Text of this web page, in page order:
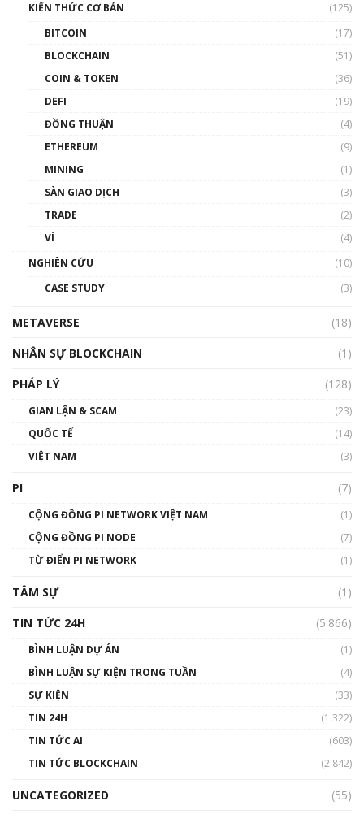
00:43:47
như thể nào?
00:39:31
Phổ cập Blockchain
thống & Crypto qua các cuộc chiến | Phổ cập
01:32:59
gió ấm
Talkshow 14: MemeCoin – Trò đùa tỷ đô
01:29:26
KIẾN THỨC CƠ BẢN
(125)
BITCOIN
(17)
BLOCKCHAIN
(51)
COIN & TOKEN
(36)
DEFI
(19)
ĐỒNG THUẬN
(4)
ETHEREUM
(9)
MINING
(1)
SÀN GIAO DỊCH
(3)
TRADE
(2)
VÍ
(4)
NGHIÊN CỨU
(10)
CASE STUDY
(3)
METAVERSE
(18)
NHÂN SỰ BLOCKCHAIN
(1)
PHÁP LÝ
(128)
GIAN LẬN & SCAM
(23)
QUỐC TẾ
(14)
VIỆT NAM
(3)
PI (7)
CỘNG ĐỒNG PI NETWORK VIỆT NAM
(1)
CỘNG ĐỒNG PI NODE
(7)
TỪ ĐIỂN PI NETWORK
(1)
TÂM SỰ
(1)
TIN TỨC 24H
(5.866)
BÌNH LUẬN DỰ ÁN
(1)
BÌNH LUẬN SỰ KIỆN TRONG TUẦN
(4)
SỰ KIỆN
(33)
TIN 24H
(1.322)
TIN TỨC AI
(603)
TIN TỨC BLOCKCHAIN
(2.842)
UNCATEGORIZED
(55)